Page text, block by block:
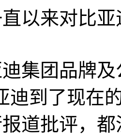
以来对比
集团品牌
迪到了现在
道批评，